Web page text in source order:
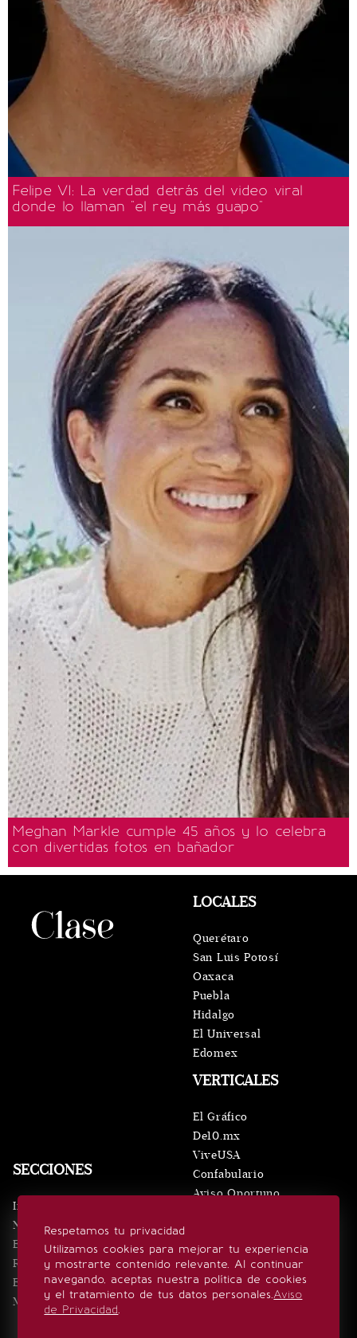
Felipe VI: La verdad detrás del video viral
donde lo llaman "el rey más guapo"
Meghan Markle cumple 45 años y lo celebra
con divertidas fotos en bañador
Respetamos tu privacidad
Utilizamos cookies para mejorar tu experiencia
y mostrarte contenido relevante. Al continuar
navegando, aceptas nuestra política de cookies
y el tratamiento de tus datos personales.Aviso
de Privacidad.
SECCIONES
Inicio
Noticias
Eventos
Realeza
Estilo de vida
Minuto x Minuto
VERTICALES
El Gráfico
De10.mx
ViveUSA
Confabulario
Aviso Oportuno
LOCALES
Querétaro
San Luis Potosí
Oaxaca
Puebla
Hidalgo
El Universal
Edomex
SÍGUENOS